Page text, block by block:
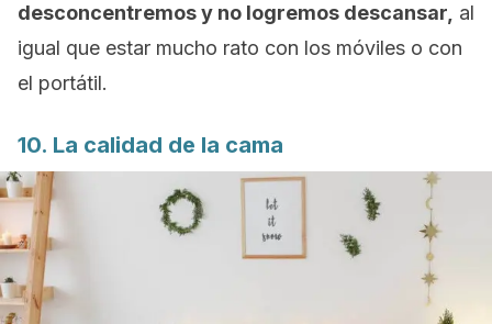
desconcentremos y no logremos descansar, al
igual que estar mucho rato con los móviles o con
el portátil.
10. La calidad de la cama